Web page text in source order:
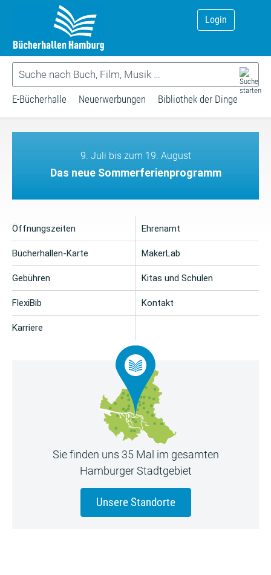
Login
E-Bücherhalle Neuerwerbungen Bibliothek der Dinge
9. Juli bis zum 19. August
Das neue Sommerferienprogramm
Öffnungszeiten
Bücherhallen-Karte
Gebühren
FlexiBib
Karriere
Ehrenamt
MakerLab
Kitas und Schulen
Kontakt
Sie finden uns 35 Mal im gesamten
Hamburger Stadtgebiet
Unsere Standorte